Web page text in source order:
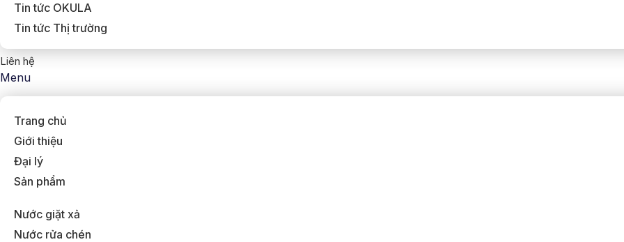
Tin tức OKULA
Tin tức Thị trường
Liên hệ
Menu
Trang chủ
Giới thiệu
Đại lý
Sản phẩm
Nước giặt xả
Nước rửa chén